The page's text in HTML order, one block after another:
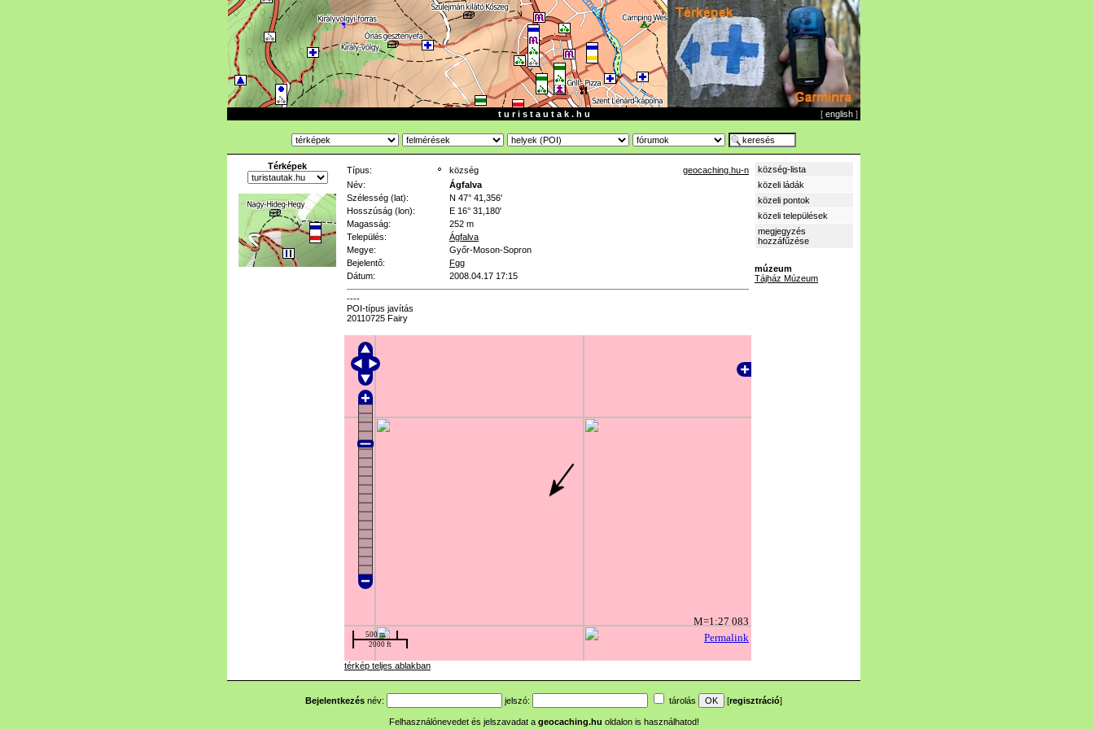
t u r i s t a u t a k . h u [ english ]
Térképek Típus: község
geocaching.hu-n
Név:
Ágfalva
Szélesség (lat):
N 47° 41,356'
Hosszúság (lon):
E 16° 31,180'
Magasság:
252 m
Település:
Ágfalva
Megye:
Győr-Moson-Sopron
Bejelentő:
Fgg
Dátum:
2008.04.17 17:15
----
POI-típus javítás
20110725 Fairy
térkép teljes ablakban
község-lista
közeli ládák
közeli pontok
közeli települések
megjegyzés
hozzáfűzése
múzeum
Tájház Múzeum
Bejelentkezés név: jelszó: tárolás [regisztráció]
Felhasználónevedet és jelszavadat a geocaching.hu oldalon is használhatod!